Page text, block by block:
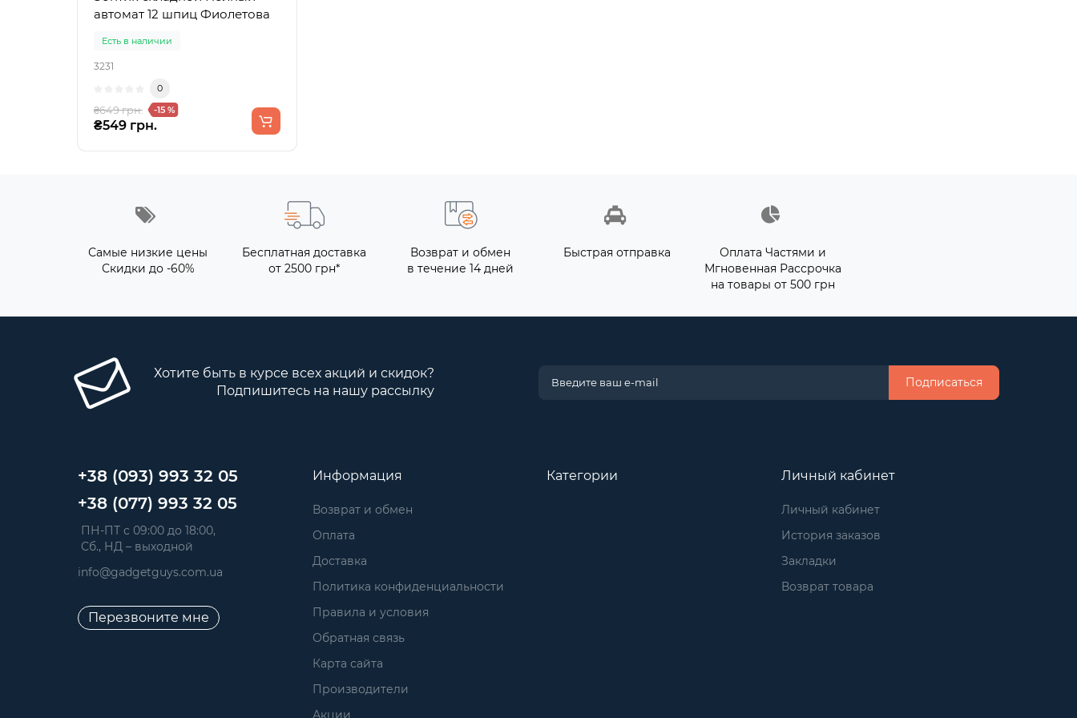
автомат 12 шпиц Фиолетова
Есть в наличии
3231
0
₴649 грн. -15 %
₴549 грн.
Самые низкие цены
Скидки до -60%
Бесплатная доставка
от 2500 грн*
Возврат и обмен
в течение 14 дней
Быстрая отправка
Оплата Частями и
Мгновенная Рассрочка
на товары от 500 грн
Хотите быть в курсе всех акций и скидок?
Подпишитесь на нашу рассылку
Подписаться
+38 (093) 993 32 05
+38 (077) 993 32 05
ПН-ПТ с 09:00 до 18:00,
Сб., НД – выходной
info@gadgetguys.com.ua
Перезвоните мне
Информация
Возврат и обмен
Оплата
Доставка
Политика конфиденциальности
Правила и условия
Обратная связь
Карта сайта
Производители
Акции
Категории Личный кабинет
Личный кабинет
История заказов
Закладки
Возврат товара